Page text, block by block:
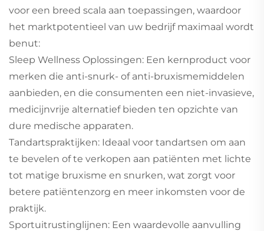
voor een breed scala aan toepassingen, waardoor
het marktpotentieel van uw bedrijf maximaal wordt
benut:
Sleep Wellness Oplossingen: Een kernproduct voor
merken die anti-snurk- of anti-bruxismemiddelen
aanbieden, en die consumenten een niet-invasieve,
medicijnvrije alternatief bieden ten opzichte van
dure medische apparaten.
Tandartspraktijken: Ideaal voor tandartsen om aan
te bevelen of te verkopen aan patiënten met lichte
tot matige bruxisme en snurken, wat zorgt voor
betere patiëntenzorg en meer inkomsten voor de
praktijk.
Sportuitrustinglijnen: Een waardevolle aanvulling